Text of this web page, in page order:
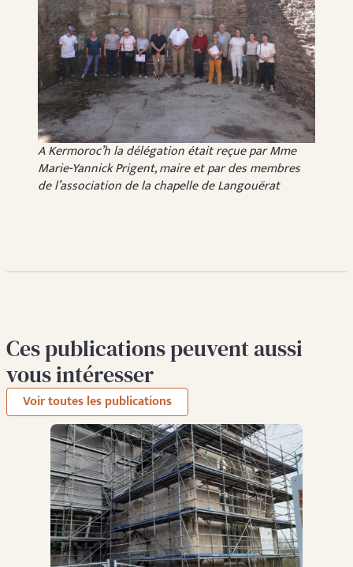
A Kermoroc’h la délégation était reçue par Mme
Marie-Yannick Prigent, maire et par des membres
de l’association de la chapelle de Langouërat
Ces publications peuvent aussi
vous intéresser
Voir toutes les publications